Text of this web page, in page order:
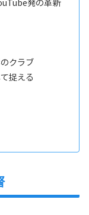
クラブ
捉える